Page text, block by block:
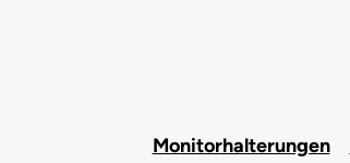
Monitorhalterungen